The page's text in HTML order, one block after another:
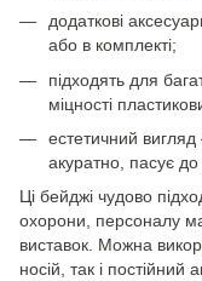
додаткові
або в комплекті;
підходять для
міцності
естетичний
акуратно, пасує до
Ці бейджі чудово
охорони, персоналу
виставок. Можна
носій, так і